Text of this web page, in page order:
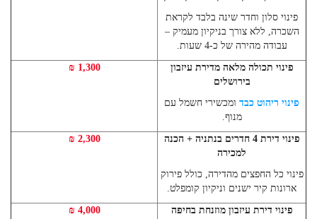
פינוי סלון וחדר שינה בלבד לקראת
השכרה, ללא צורך בניקיון מעמיק –
עבודה מהירה של כ-4 שעות.
פינוי תכולה מלאה מדירת עיזבון
בירושלים
פינוי ריהוט כבד ומכשירי חשמל עם
מנוף.
1,300 ₪
פינוי דירת 4 חדרים בנתניה + הכנה
למכירה
פינוי כל החפצים מהדירה, כולל פירוק
ארונות קיר ישנים וניקיון קומפלט.
2,300 ₪
פינוי דירת עיזבון מוזנחת בחיפה
4,000 ₪